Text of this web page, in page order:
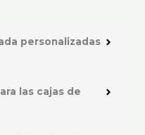
personalizadas
las cajas de